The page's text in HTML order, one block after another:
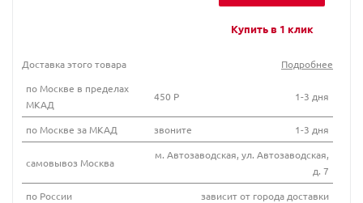
Купить в 1 клик
Доставка этого товара
Подробнее
по Москве в пределах
МКАД
450 Р 1-3 дня
по Москве за МКАД звоните 1-3 дня
самовывоз Москва
м. Автозаводская, ул. Автозаводская,
д. 7
по России
зависит от города доставки